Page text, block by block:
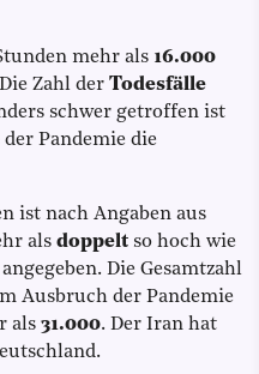
mehr als 16.000
Zahl der Todesfälle
schwer getroffen ist
Pandemie die
ist nach Angaben aus
als doppelt so hoch wie
Die Gesamtzahl
Ausbruch der Pandemie
als 31.000. Der Iran hat